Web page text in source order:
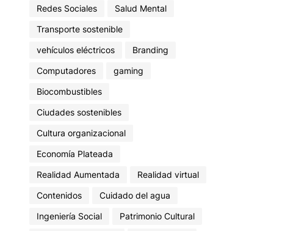
Redes Sociales
Salud Mental
Transporte sostenible
vehículos eléctricos
Branding
Computadores
gaming
Biocombustibles
Ciudades sostenibles
Cultura organizacional
Economía Plateada
Realidad Aumentada
Realidad virtual
Contenidos
Cuidado del agua
Ingeniería Social
Patrimonio Cultural